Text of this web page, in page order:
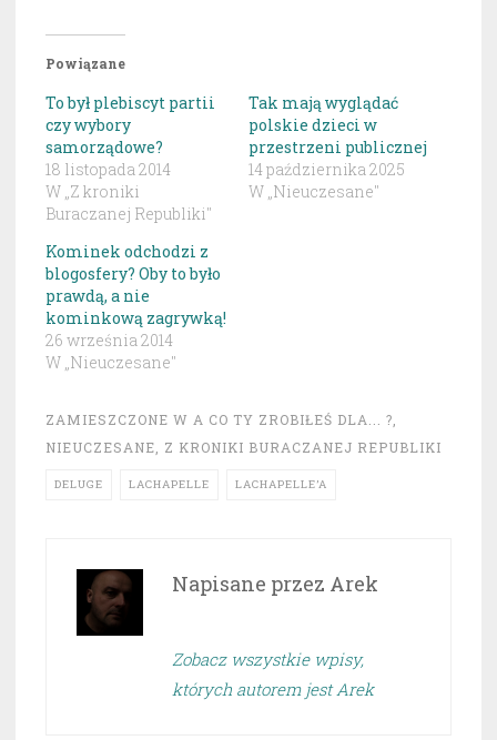
Powiązane
To był plebiscyt partii
czy wybory
samorządowe?
18 listopada 2014
W „Z kroniki
Buraczanej Republiki"
Tak mają wyglądać
polskie dzieci w
przestrzeni publicznej
14 października 2025
W „Nieuczesane"
Kominek odchodzi z
blogosfery? Oby to było
prawdą, a nie
kominkową zagrywką!
26 września 2014
W „Nieuczesane"
ZAMIESZCZONE W A CO TY ZROBIŁEŚ DLA... ?
NIEUCZESANE
Z KRONIKI BURACZANEJ REPUBLIKI
DELUGE LACHAPELLE LACHAPELLE’A
Napisane przez Arek
Zobacz wszystkie wpisy,
których autorem jest Arek